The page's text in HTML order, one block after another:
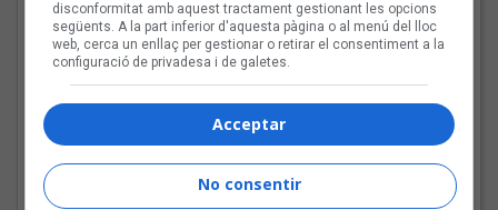
El punk-pop de Beni
Dolores al Sona9 2026
disconformitat amb aquest tractament gestionant les opcions
següents. A la part inferior d'aquesta pàgina o al menú del lloc
web, cerca un enllaç per gestionar o retirar el consentiment a la
configuració de privadesa i de galetes.
Acceptar
No consentir